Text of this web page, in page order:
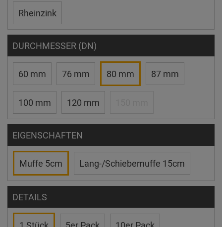
Rheinzink
DURCHMESSER (DN)
60 mm 76 mm 80 mm 87 mm
100 mm 120 mm
EIGENSCHAFTEN
Muffe 5cm Lang-/Schiebemuffe 15cm
DETAILS